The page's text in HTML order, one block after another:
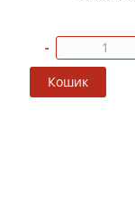
-